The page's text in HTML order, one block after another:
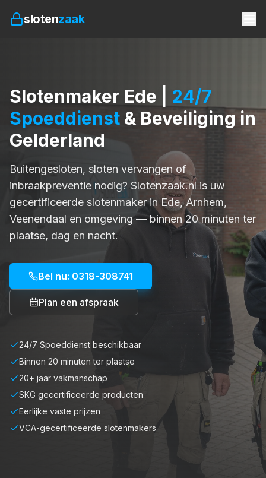
slotenzaak
Slotenmaker Ede |
24/7
Spoeddienst & Beveiliging in
Gelderland
Buitengesloten, sloten vervangen of
inbraakpreventie nodig? Slotenzaak.nl is uw
gecertificeerde slotenmaker in Ede, Arnhem,
Veenendaal en omgeving — binnen 20 minuten ter
plaatse, dag en nacht.
Bel nu: 0318-308741
Plan een afspraak
24/7 Spoeddienst beschikbaar
Binnen 20 minuten ter plaatse
20+ jaar vakmanschap
SKG gecertificeerde producten
Eerlijke vaste prijzen
VCA-gecertificeerde slotenmakers